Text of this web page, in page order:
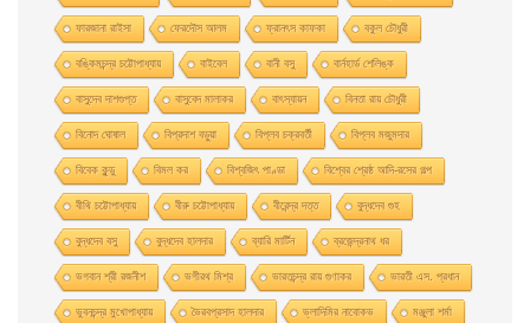
ফারজানা রাইসা ফেরদৌস আলম ফ্রানৎস কাফকা বকুল চৌধুরী
বঙ্কিমচন্দ্র চট্টোপাধ্যায় বাইবেল বানী বসু বার্নহার্ড শেলিঙ্ক
বাসুদেব দাশগুপ্ত বাসুবেদ মালাকর বাৎস্যায়ন বিনতা রায় চৌধুরী
বিনোদ ঘোষাল বিপ্রদাশ বড়ুয়া বিপ্লব চক্রবর্তী বিপ্লব মজুমদার
বিবেক কুন্ডু বিমল কর বিশ্বজিৎ পাণ্ডা বিশ্বের শ্রেষ্ঠ আদি-রসের গল্প
বীথি চট্টোপাধ্যায় বীরু চট্টোপাধ্যায় বীরেন্দ্র দত্ত বুদ্ধদেব গুহ
বুদ্ধদেব বসু বুদ্ধদেব হালদার ব্যারি মার্টিন ব্রজেন্দ্রনাথ ধর
ভগবান শ্রী রজনীশ ভগীরথ মিশ্র ভারতচন্দ্র রায় গুণাকর ভারতী এস. প্রধান
ভুবনচন্দ্র মুখোপাধ্যায় ভৈরবপ্রসাদ হালদার ভ্লাদিমির নাবোকভ মঞ্জুলা শর্মা